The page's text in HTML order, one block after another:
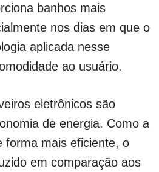
banhos mais
nos dias em que o
aplicada nesse
ao usuário.
eletrônicos são
de energia. Como a
forma mais eficiente, o
em comparação aos